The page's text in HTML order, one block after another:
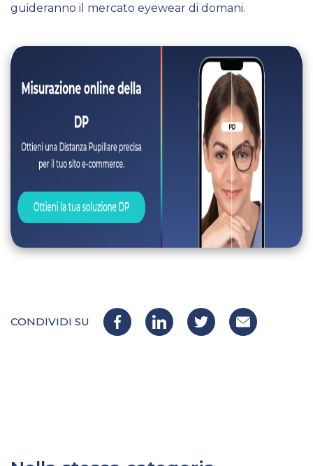
guideranno il mercato eyewear di domani.
CONDIVIDI SU